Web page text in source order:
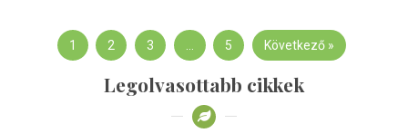
1 2 3 … 5 Következő »
Legolvasottabb cikkek